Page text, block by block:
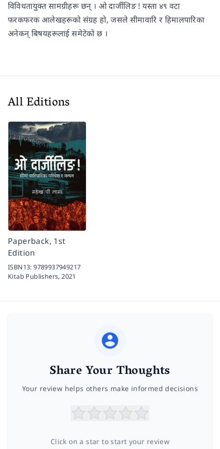
विविधतायुक्त सामग्रीहरू छन् । ओ दार्जीलिङ ! यस्ता ४९ वटा
फरकफरक आलेखहरूको संग्रह हो, जसले सीमावारि र हिमालपारिका
अनेकन् बिषयहरूलाई समेटेको छ ।
All Editions
Paperback, 1st
Edition
ISBN13:9789937949217
Kitab Publishers,2021
Share Your Thoughts
Your review helps others make informed decisions
Click on a star to start your review